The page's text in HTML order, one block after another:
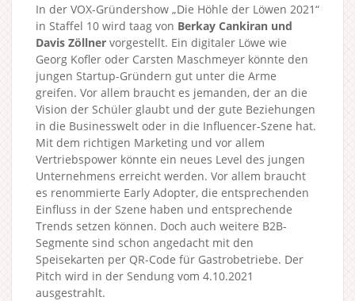
In der VOX-Gründershow „Die Höhle der Löwen 2021“
in Staffel 10 wird taag von Berkay Cankiran und
Davis Zöllner vorgestellt. Ein digitaler Löwe wie
Georg Kofler oder Carsten Maschmeyer könnte den
jungen Startup-Gründern gut unter die Arme
greifen. Vor allem braucht es jemanden, der an die
Vision der Schüler glaubt und der gute Beziehungen
in die Businesswelt oder in die Influencer-Szene hat.
Mit dem richtigen Marketing und vor allem
Vertriebspower könnte ein neues Level des jungen
Unternehmens erreicht werden. Vor allem braucht
es renommierte Early Adopter, die entsprechenden
Einfluss in der Szene haben und entsprechende
Trends setzen können. Doch auch weitere B2B-
Segmente sind schon angedacht mit den
Speisekarten per QR-Code für Gastrobetriebe. Der
Pitch wird in der Sendung vom 4.10.2021
ausgestrahlt.